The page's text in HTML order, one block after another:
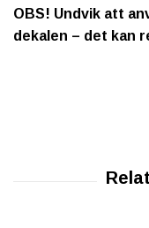
OBS! Undvik att
dekalen – det kan